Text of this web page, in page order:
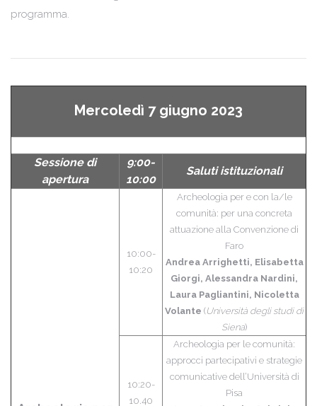
programma.
Mercoledì 7 giugno 2023
Sessione di
apertura
9:00-
10:00
Saluti istituzionali
10:00-
10:20
Archeologia per e con la/le
comunità: per una concreta
attuazione alla Convenzione di
Faro
Andrea Arrighetti, Elisabetta
Giorgi, Alessandra Nardini,
Laura Pagliantini, Nicoletta
Volante (Università degli studi di
Siena)
10:20-
10.40
Archeologia per le comunità:
approcci partecipativi e strategie
comunicative dell’Università di
Pisa